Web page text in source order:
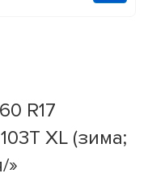
R17
XL (зима;
»